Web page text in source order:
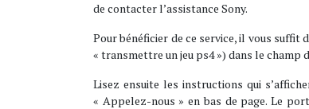
de contacter l’assistance Sony.
Pour bénéficier de ce service, il vous suffit
« transmettre un jeu ps4 ») dans le champ
Lisez ensuite les instructions qui
« Appelez-nous » en bas de page. Le